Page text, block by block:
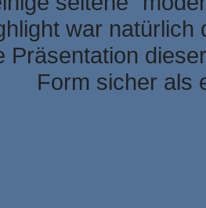
war natürlich
Präsentation
Form sicher als